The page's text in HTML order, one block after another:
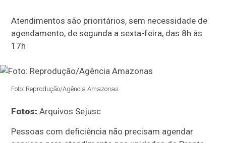
Atendimentos são prioritários, sem necessidade de
agendamento, de segunda a sexta-feira, das 8h às
17h
Foto: Reprodução/Agência Amazonas
Fotos: Arquivos Sejusc
Pessoas com deficiência não precisam agendar